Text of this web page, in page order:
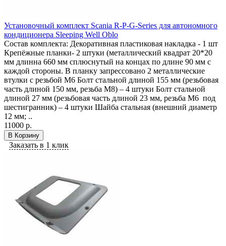
Установочный комплект Scania R-P-G-Series для автономного
кондиционера Sleeping Well Oblo
Состав комплекта: Декоративная пластиковая накладка - 1 шт
Крепёжные планки- 2 штуки (металлический квадрат 20*20
мм длинна 660 мм сплюснутый на концах по длине 90 мм с
каждой стороны. В планку запрессовано 2 металлические
втулки с резьбой М6 Болт стальной длиной 155 мм (резьбовая
часть длиной 150 мм, резьба М8) – 4 штуки Болт стальной
длиной 27 мм (резьбовая часть длиной 23 мм, резьба М6 под
шестигранник) – 4 штуки Шайба стальная (внешний диаметр
12 мм; ..
11000 р.
В Корзину
Заказать в 1 клик